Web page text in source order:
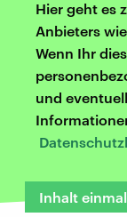
Hier geht es
Anbieters
Wenn Ihr
und
Inhalt